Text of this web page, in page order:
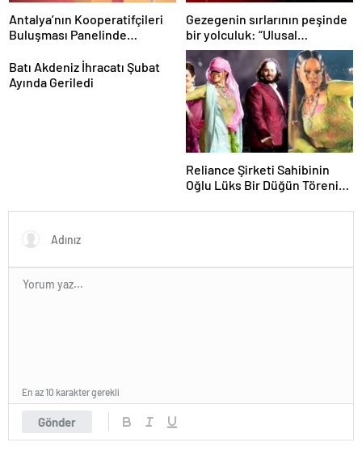
Antalya’nın Kooperatifçileri
Buluşması Panelinde
Yapılması Gerekenler
Tartışıldı
Gezegenin sırlarının peşinde
bir yolculuk: “Ulusal
Antarktika Bilim Seferleri”
Batı Akdeniz İhracatı Şubat
Ayında Geriledi
Reliance Şirketi Sahibinin
Oğlu Lüks Bir Düğün Töreni
Gönder
En az 10 karakter gerekli